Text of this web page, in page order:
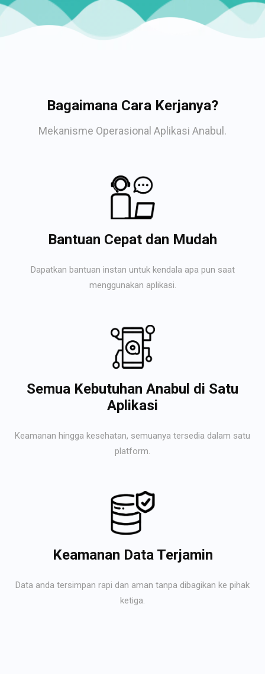
Bagaimana Cara Kerjanya?
Mekanisme Operasional Aplikasi Anabul.
Bantuan Cepat dan Mudah
Dapatkan bantuan instan untuk kendala apa pun saat
menggunakan aplikasi.
Semua Kebutuhan Anabul di Satu
Aplikasi
Keamanan hingga kesehatan, semuanya tersedia dalam satu
platform.
Keamanan Data Terjamin
Data anda tersimpan rapi dan aman tanpa dibagikan ke pihak
ketiga.